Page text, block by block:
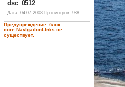
dsc_0512
Дата: 04.07.2008 Просмотров: 938
Предупреждение: блок
core.NavigationLinks не
существует.